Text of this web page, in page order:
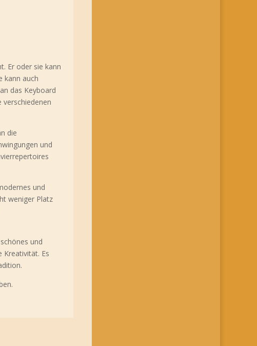
Er oder sie kann
kann auch
das Keyboard
verschiedenen
die
und
und
weniger Platz
und
Kreativität. Es